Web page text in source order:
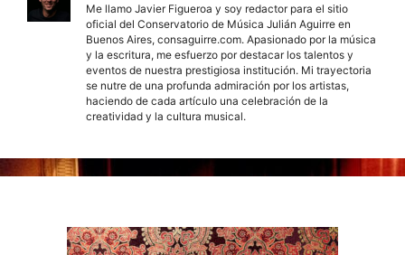
Me llamo Javier Figueroa y soy redactor para el sitio
oficial del Conservatorio de Música Julián Aguirre en
Buenos Aires, consaguirre.com. Apasionado por la música
y la escritura, me esfuerzo por destacar los talentos y
eventos de nuestra prestigiosa institución. Mi trayectoria
se nutre de una profunda admiración por los artistas,
haciendo de cada artículo una celebración de la
creatividad y la cultura musical.